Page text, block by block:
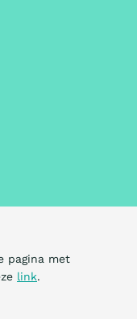
pagina met
link.